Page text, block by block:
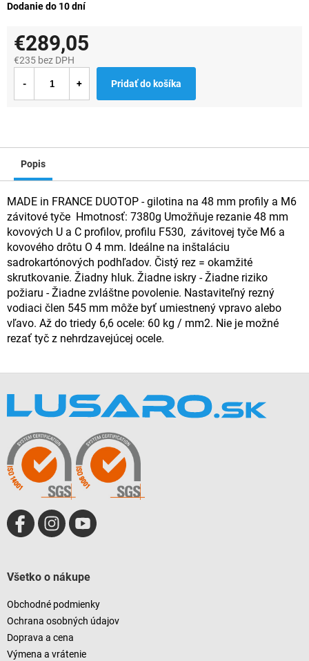
Dodanie do 10 dní
€289,05
€235 bez DPH
cena:
Pridať do košíka
Popis
MADE in FRANCE DUOTOP - gilotina na 48 mm profily a M6
závitové tyče Hmotnosť: 7380g Umožňuje rezanie 48 mm
kovových U a C profilov, profilu F530, závitovej tyče M6 a
kovového drôtu O 4 mm. Ideálne na inštaláciu
sadrokartónových podhľadov. Čistý rez = okamžité
skrutkovanie. Žiadny hluk. Žiadne iskry - Žiadne riziko
požiaru - Žiadne zvláštne povolenie. Nastaviteľný rezný
vodiaci člen 545 mm môže byť umiestnený vpravo alebo
vľavo. Až do triedy 6,6 ocele: 60 kg / mm2. Nie je možné
rezať tyč z nehrdzavejúcej ocele.
Všetko o nákupe
Obchodné podmienky
Ochrana osobných údajov
Doprava a cena
Výmena a vrátenie